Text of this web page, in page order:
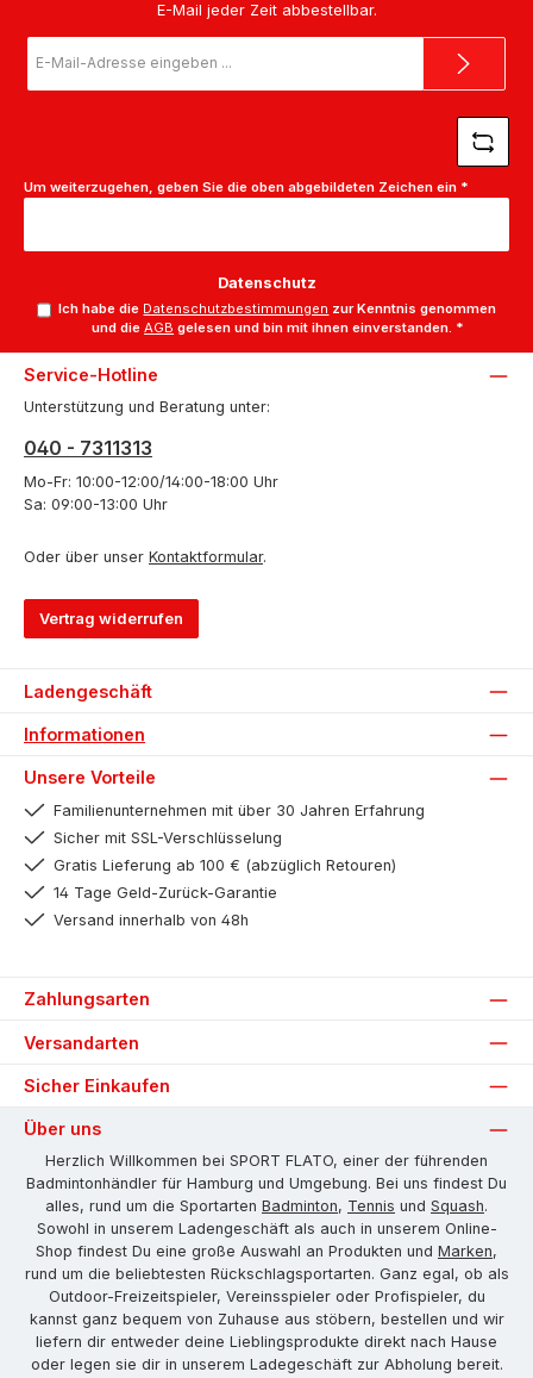
E-Mail jeder Zeit abbestellbar.
Mail-
Adresse
Um weiterzugehen, geben Sie die oben abgebildeten Zeichen ein *
Datenschutz
Ich habe die Datenschutzbestimmungen zur Kenntnis genommen
und dieAGB gelesen und bin mit ihnen einverstanden. *
Service-Hotline
Unterstützung und Beratung unter:
040 - 7311313
Mo-Fr: 10:00-12:00/14:00-18:00 Uhr
Sa: 09:00-13:00 Uhr
Oder über unser Kontaktformular.
Vertrag widerrufen
Ladengeschäft
Informationen
Unsere Vorteile
Familienunternehmen mit über 30 Jahren Erfahrung
Sicher mit SSL-Verschlüsselung
Gratis Lieferung ab 100 € (abzüglich Retouren)
14 Tage Geld-Zurück-Garantie
Versand innerhalb von 48h
Zahlungsarten
Versandarten
Sicher Einkaufen
Über uns
Herzlich Willkommen bei SPORT FLATO, einer der führenden
Badmintonhändler für Hamburg und Umgebung. Bei uns findest Du
alles, rund um die Sportarten Badminton, Tennis und Squash.
Sowohl in unserem Ladengeschäft als auch in unserem Online-
Shop findest Du eine große Auswahl an Produkten und Marken,
rund um die beliebtesten Rückschlagsportarten. Ganz egal, ob als
Outdoor-Freizeitspieler, Vereinsspieler oder Profispieler, du
kannst ganz bequem von Zuhause aus stöbern, bestellen und wir
liefern dir entweder deine Lieblingsprodukte direkt nach Hause
oder legen sie dir in unserem Ladegeschäft zur Abholung bereit.